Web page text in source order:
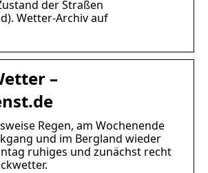
der Straßen
Wetter-Archiv auf
–
Regen, am Wochenende
und im Bergland wieder
ruhiges und zunächst recht